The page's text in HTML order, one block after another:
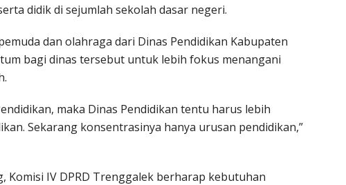
didik di sejumlah sekolah dasar negeri.
dan olahraga dari Dinas Pendidikan Kabupaten
bagi dinas tersebut untuk lebih fokus menangani
maka Dinas Pendidikan tentu harus lebih
Sekarang konsentrasinya hanya urusan pendidikan,”
Komisi IV DPRD Trenggalek berharap kebutuhan